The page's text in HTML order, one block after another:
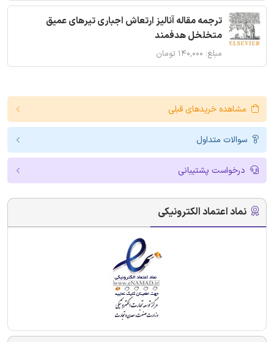
ترجمه مقاله آنالیز ارتعاش اجباری تیرهای عمیق
متخلخل هدفمند
مبلغ: ۱۴۰,۰۰۰ تومان
مشاهده خریدهای قبلی
سوالات متداول
درخواست پشتیبانی
نماد اعتماد الکترونیکی